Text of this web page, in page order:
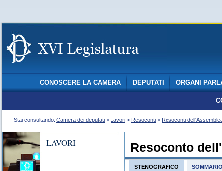
CONOSCERE LA CAMERA DEPUTATI ORGANI
Stai consultando: Camera dei deputati > Lavori > Resoconti > Resoconti
LAVORI Resoconto
STENOGRAFICO SOMMARIO